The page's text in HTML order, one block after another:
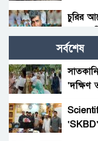
চুরির
মারধর,
সর্বশেষ
‘দক্ষিণ